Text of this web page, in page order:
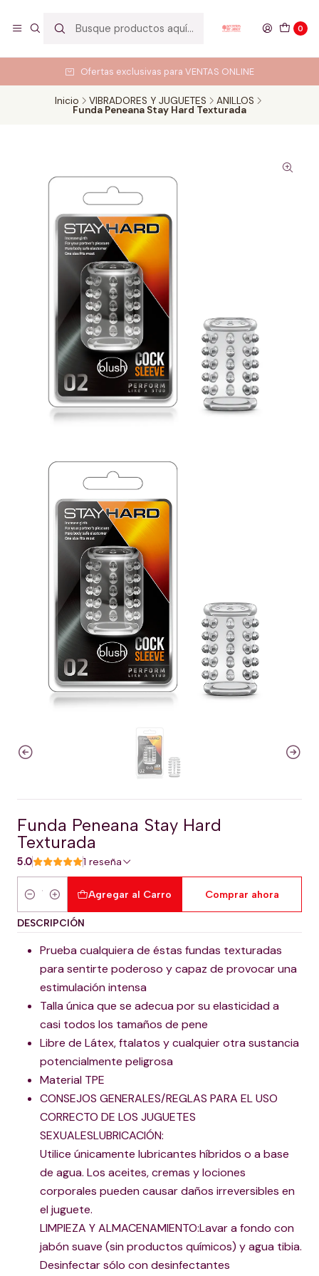
0
Ofertas exclusivas para VENTAS ONLINE
Inicio VIBRADORES Y JUGUETES ANILLOS
Funda Peneana Stay Hard Texturada
Funda Peneana Stay Hard
Texturada
5.0 1 reseña
Cantidad
Agregar al Carro Comprar ahora
DESCRIPCIÓN
Prueba cualquiera de éstas fundas texturadas
para sentirte poderoso y capaz de provocar una
estimulación intensa
Talla única que se adecua por su elasticidad a
casi todos los tamaños de pene
Libre de Látex, ftalatos y cualquier otra sustancia
potencialmente peligrosa
Material TPE
CONSEJOS GENERALES/REGLAS PARA EL USO
CORRECTO DE LOS JUGUETES
SEXUALESLUBRICACIÓN:
Utilice únicamente lubricantes híbridos o a base
de agua. Los aceites, cremas y lociones
corporales pueden causar daños irreversibles en
el juguete.
LIMPIEZA Y ALMACENAMIENTO:Lavar a fondo con
jabón suave (sin productos químicos) y agua tibia.
Desinfectar sólo con desinfectantes